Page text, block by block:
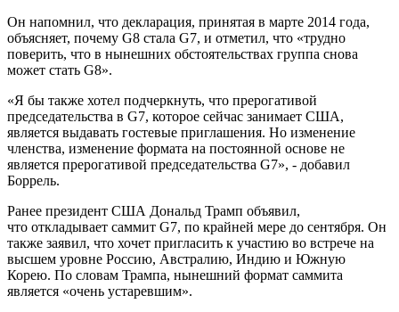
Он напомнил, что декларация, принятая в марте 2014 года,
объясняет, почему G8 стала G7, и отметил, что «трудно
поверить, что в нынешних обстоятельствах группа снова
может стать G8».
«Я бы также хотел подчеркнуть, что прерогативой
председательства в G7, которое сейчас занимает США,
является выдавать гостевые приглашения. Но изменение
членства, изменение формата на постоянной основе не
является прерогативой председательства G7», - добавил
Боррель.
Ранее президент США Дональд Трамп объявил,
что откладывает саммит G7, по крайней мере до сентября. Он
также заявил, что хочет пригласить к участию во встрече на
высшем уровне Россию, Австралию, Индию и Южную
Корею. По словам Трампа, нынешний формат саммита
является «очень устаревшим».